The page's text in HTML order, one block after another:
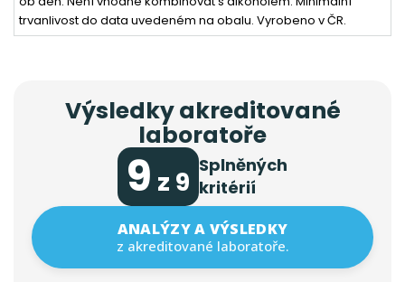
trvanlivost do data uvedeném na obalu. Vyrobeno v ČR.
Výsledky akreditované
laboratoře
9 z 9 Splněných
kritérií
ANALÝZY A VÝSLEDKY
z akreditované laboratoře.